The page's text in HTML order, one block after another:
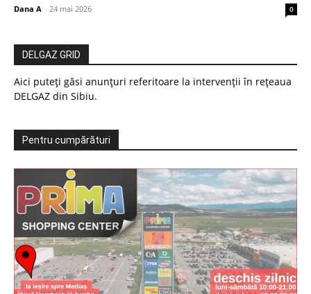
Dana A - 24 mai 2026 0
DELGAZ GRID
Aici puteți găsi anunțuri referitoare la intervenții în rețeaua
DELGAZ din Sibiu.
Pentru cumpărături